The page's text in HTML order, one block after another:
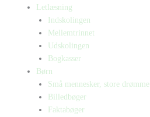
Letlæsning
Indskolingen
Mellemtrinnet
Udskolingen
Bogkasser
Børn
Små mennesker, store drømme
Billedbøger
Faktabøger